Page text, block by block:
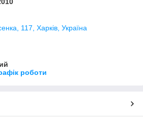
117, Харків, Україна
роботи